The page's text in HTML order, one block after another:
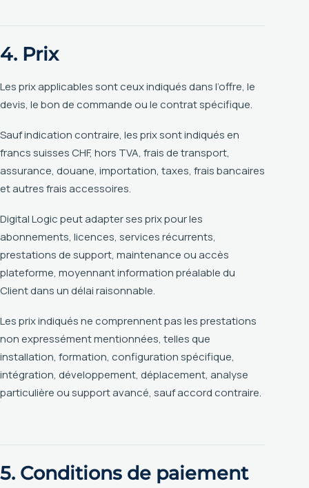
4. Prix
Les prix applicables sont ceux indiqués dans l’offre, le
devis, le bon de commande ou le contrat spécifique.
Sauf indication contraire, les prix sont indiqués en
francs suisses CHF, hors TVA, frais de transport,
assurance, douane, importation, taxes, frais bancaires
et autres frais accessoires.
Digital Logic peut adapter ses prix pour les
abonnements, licences, services récurrents,
prestations de support, maintenance ou accès
plateforme, moyennant information préalable du
Client dans un délai raisonnable.
Les prix indiqués ne comprennent pas les prestations
non expressément mentionnées, telles que
installation, formation, configuration spécifique,
intégration, développement, déplacement, analyse
particulière ou support avancé, sauf accord contraire.
5. Conditions de paiement